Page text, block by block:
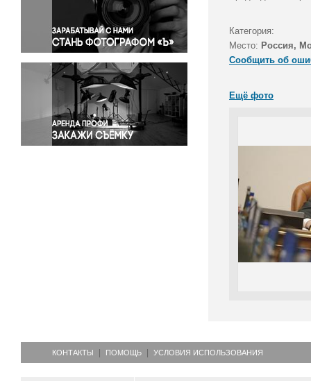
Правосудие
Происшествия и конфликты
Религия
Светская жизнь
Спорт
Экология
Экономика и бизнес
Категория:
Место: Россия,
Сообщить об
Ещё фото
КОНТАКТЫ ПОМОЩЬ УСЛОВИЯ ИСПОЛЬЗОВАНИЯ